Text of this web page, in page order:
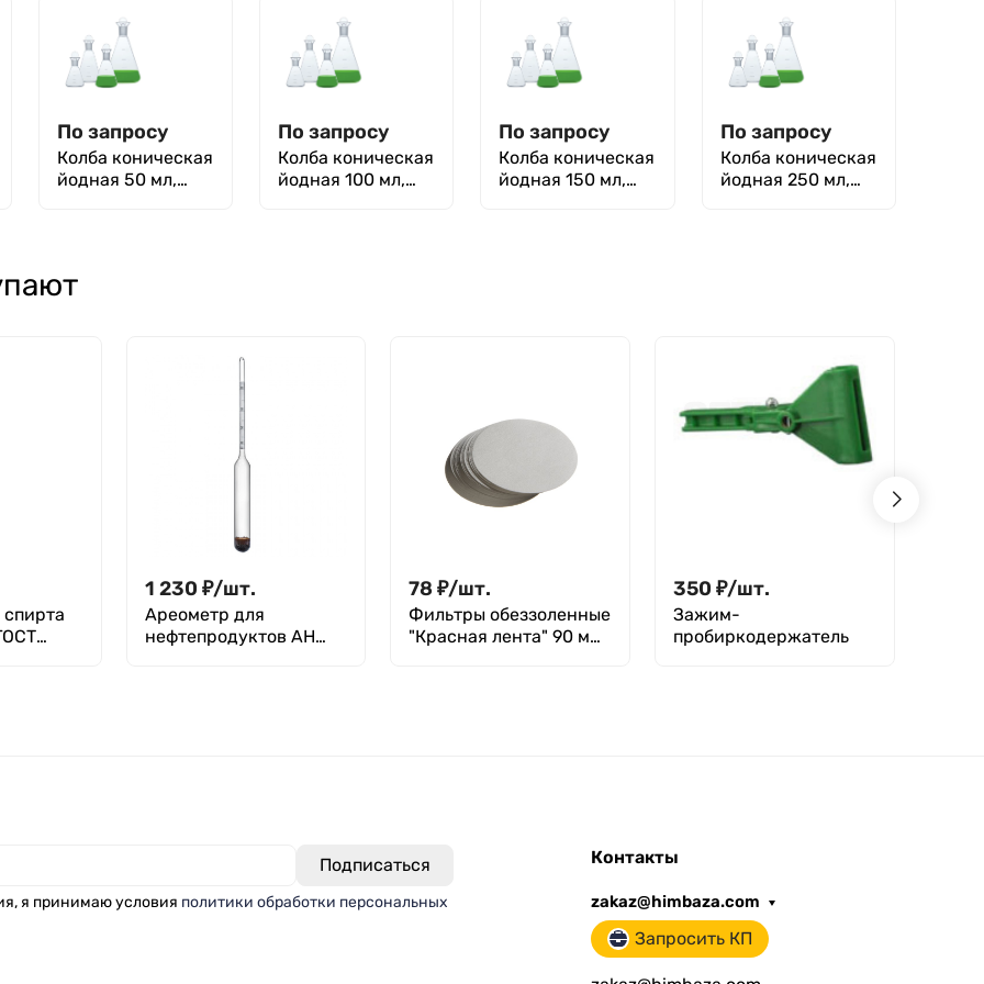
стеклянной
пробкой)
стеклянной
пробкой)
стеклянной
пробкой)
стеклянной
пробкой)
По запросу
Колба коническая
йодная 50 мл,
По запросу
Колба коническая
йодная 100 мл,
По запросу
Колба коническая
йодная 150 мл,
По запросу
Колба коническая
йодная 250 мл,
1 230 ₽/шт.
Ареометр для
нефтепродуктов АН
78 ₽/шт.
Фильтры обеззоленные
"Красная лента" 90 мм,
350 ₽/шт.
Зажим-
пробиркодержатель
я принимаю условия политики обработки персональных
Контакты
zakaz@himbaza.com
Запросить КП